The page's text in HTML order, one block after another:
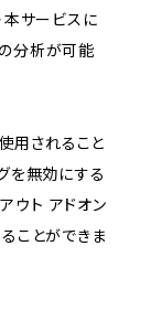
本サービスに
分析が可能
用されること
を無効にする
ウト アドオン
ことができま